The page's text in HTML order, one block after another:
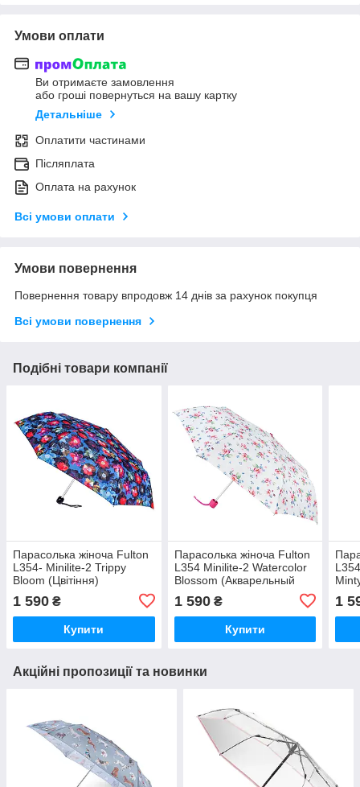
Умови оплати
Ви отримаєте замовлення
або гроші повернуться на вашу картку
Детальніше
Оплатити частинами
Післяплата
Оплата на рахунок
Всі умови оплати
Умови повернення
Повернення товару впродовж 14 днів за рахунок покупця
Всі умови повернення
Подібні товари компанії
Парасолька жіноча Fulton
L354- Minilite-2 Trippy
Bloom (Цвітіння)
1 590 ₴
Купити
Парасолька жіноча Fulton
L354 Minilite-2 Watercolor
Blossom (Акварельный
1 590₴
Купити
1
Акційні пропозиції та новинки